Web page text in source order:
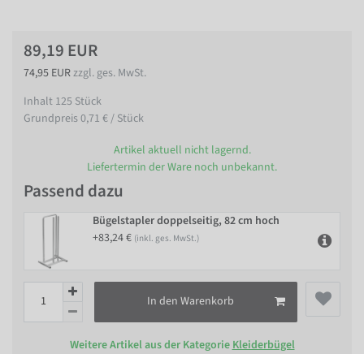
89,19 EUR
74,95 EURzzgl. ges. MwSt.
Inhalt 125 Stück
Grundpreis0,71 € / Stück
Artikel aktuell nicht lagernd.
Liefertermin der Ware noch unbekannt.
Passend dazu
Bügelstapler doppelseitig, 82 cm hoch
+83,24 € (inkl. ges. MwSt.)
In den Warenkorb
Weitere Artikel aus der Kategorie Kleiderbügel